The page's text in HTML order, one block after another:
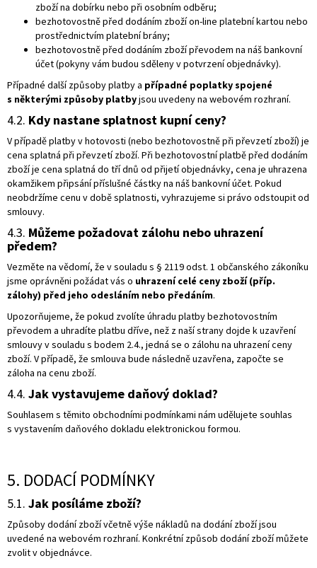
zboží na dobírku nebo při osobním odběru;
bezhotovostně před dodáním zboží on-line platební kartou nebo
prostřednictvím platební brány;
bezhotovostně před dodáním zboží převodem na náš bankovní
účet (pokyny vám budou sděleny v potvrzení objednávky).
Případné další způsoby platby a případné poplatky spojené
s některými způsoby platbyjsou uvedeny na webovém rozhraní.
4.2. Kdy nastane splatnost kupní ceny?
V případě platby v hotovosti (nebo bezhotovostně při převzetí zboží) je
cena splatná při převzetí zboží. Při bezhotovostní platbě před dodáním
zboží je cena splatná do tří dnů od přijetí objednávky, cena je uhrazena
okamžikem připsání příslušné částky na náš bankovní účet. Pokud
neobdržíme cenu v době splatnosti, vyhrazujeme si právo odstoupit od
smlouvy.
4.3. Můžeme požadovat zálohu nebo uhrazení
předem?
Vezměte na vědomí, že v souladu s § 2119 odst. 1 občanského zákoníku
jsme oprávněni požádat vás o uhrazení celé ceny zboží (příp.
zálohy) před jeho odesláním nebo předáním.
Upozorňujeme, že pokud zvolíte úhradu platby bezhotovostním
převodem a uhradíte platbu dříve, než z naší strany dojde k uzavření
smlouvy v souladu s bodem 2.4., jedná se o zálohu na uhrazení ceny
zboží. V případě, že smlouva bude následně uzavřena, započte se
záloha na cenu zboží.
4.4. Jak vystavujeme daňový doklad?
Souhlasem s těmito obchodními podmínkami nám udělujete souhlas
s vystavením daňového dokladu elektronickou formou.
5. DODACÍ PODMÍNKY
5.1. Jak posíláme zboží?
Způsoby dodání zboží včetně výše nákladů na dodání zboží jsou
uvedené na webovém rozhraní. Konkrétní způsob dodání zboží můžete
zvolit v objednávce.